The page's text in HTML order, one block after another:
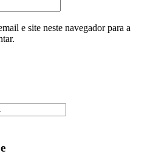
e site neste navegador para a